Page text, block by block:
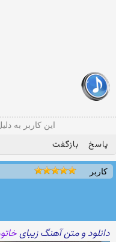
این کاربر به
پاسخ بازگفت
کاربر
دانلود و متن آهنگ زیبای